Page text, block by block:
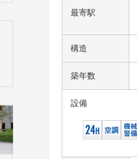
最寄駅
構造
築年数
設備